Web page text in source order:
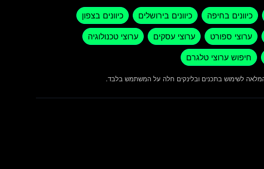
כיוונים בחיפה כיוונים בירושלים כיוונים בצפון
ערוצי ספורט ערוצי עסקים ערוצי טכנולוגיה
חיפוש ערוצי טלגרם
המלאה לשימוש בתכנים ובלינקים חלה על המשתמש בלבד.